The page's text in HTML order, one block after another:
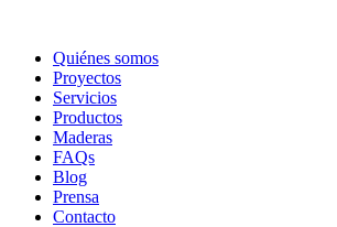
Quiénes somos
Proyectos
Servicios
Productos
Maderas
FAQs
Blog
Prensa
Contacto